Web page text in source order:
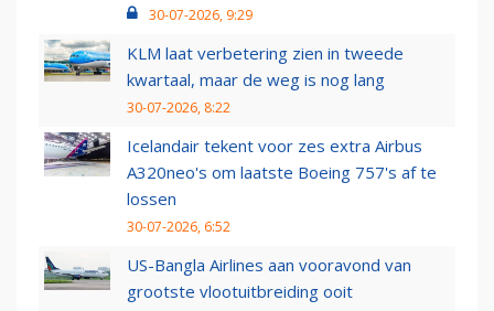
30-07-2026, 9:29
KLM laat verbetering zien in tweede
kwartaal, maar de weg is nog lang
30-07-2026, 8:22
Icelandair tekent voor zes extra Airbus
A320neo's om laatste Boeing 757's af te
lossen
30-07-2026, 6:52
US-Bangla Airlines aan vooravond van
grootste vlootuitbreiding ooit